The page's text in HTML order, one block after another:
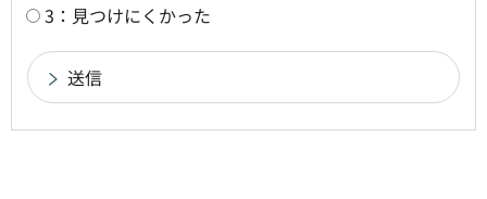
3：見つけにくかった